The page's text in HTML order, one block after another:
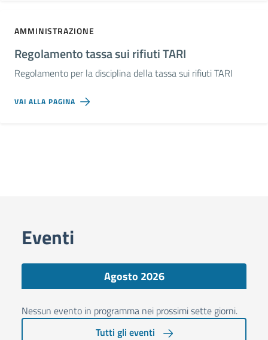
AMMINISTRAZIONE
Regolamento tassa sui rifiuti TARI
Regolamento per la disciplina della tassa sui rifiuti TARI
VAI ALLA PAGINA
Eventi
Agosto 2026
Nessun evento in programma nei prossimi sette giorni.
Tutti gli eventi